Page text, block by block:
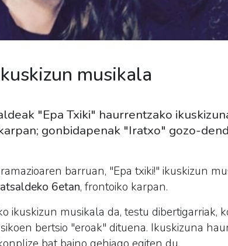
musikala
"Epa Txiki" haurrentzako
gonbidapenak "Iratxo" gozo-
barruan, "Epa txiki!" ikuskizun
6etan, frontoiko karpan.
ikuskizun musikala da, testu dibertigarriak,
bertsio "eroak" dituena. Ikuskizuna